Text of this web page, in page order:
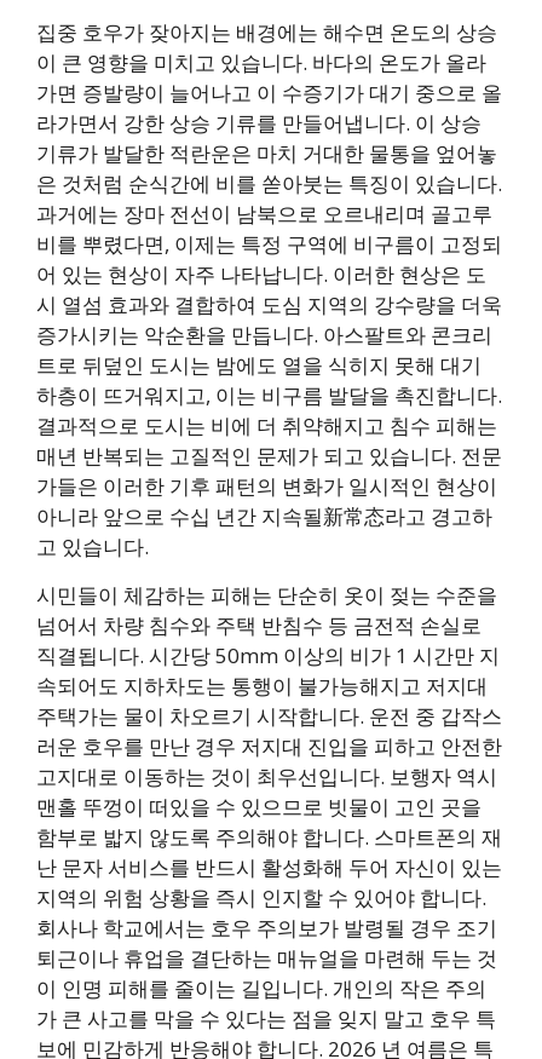
집중 호우가 잦아지는 배경에는 해수면 온도의 상승
이 큰 영향을 미치고 있습니다. 바다의 온도가 올라
가면 증발량이 늘어나고 이 수증기가 대기 중으로 올
라가면서 강한 상승 기류를 만들어냅니다. 이 상승
기류가 발달한 적란운은 마치 거대한 물통을 엎어놓
은 것처럼 순식간에 비를 쏟아붓는 특징이 있습니다.
과거에는 장마 전선이 남북으로 오르내리며 골고루
비를 뿌렸다면, 이제는 특정 구역에 비구름이 고정되
어 있는 현상이 자주 나타납니다. 이러한 현상은 도
시 열섬 효과와 결합하여 도심 지역의 강수량을 더욱
증가시키는 악순환을 만듭니다. 아스팔트와 콘크리
트로 뒤덮인 도시는 밤에도 열을 식히지 못해 대기
하층이 뜨거워지고, 이는 비구름 발달을 촉진합니다.
결과적으로 도시는 비에 더 취약해지고 침수 피해는
매년 반복되는 고질적인 문제가 되고 있습니다. 전문
가들은 이러한 기후 패턴의 변화가 일시적인 현상이
아니라 앞으로 수십 년간 지속될新常态라고 경고하
고 있습니다.
시민들이 체감하는 피해는 단순히 옷이 젖는 수준을
넘어서 차량 침수와 주택 반침수 등 금전적 손실로
직결됩니다. 시간당 50mm 이상의 비가 1 시간만 지
속되어도 지하차도는 통행이 불가능해지고 저지대
주택가는 물이 차오르기 시작합니다. 운전 중 갑작스
러운 호우를 만난 경우 저지대 진입을 피하고 안전한
고지대로 이동하는 것이 최우선입니다. 보행자 역시
맨홀 뚜껑이 떠있을 수 있으므로 빗물이 고인 곳을
함부로 밟지 않도록 주의해야 합니다. 스마트폰의 재
난 문자 서비스를 반드시 활성화해 두어 자신이 있는
지역의 위험 상황을 즉시 인지할 수 있어야 합니다.
회사나 학교에서는 호우 주의보가 발령될 경우 조기
퇴근이나 휴업을 결단하는 매뉴얼을 마련해 두는 것
이 인명 피해를 줄이는 길입니다. 개인의 작은 주의
가 큰 사고를 막을 수 있다는 점을 잊지 말고 호우 특
보에 민감하게 반응해야 합니다. 2026 년 여름은 특